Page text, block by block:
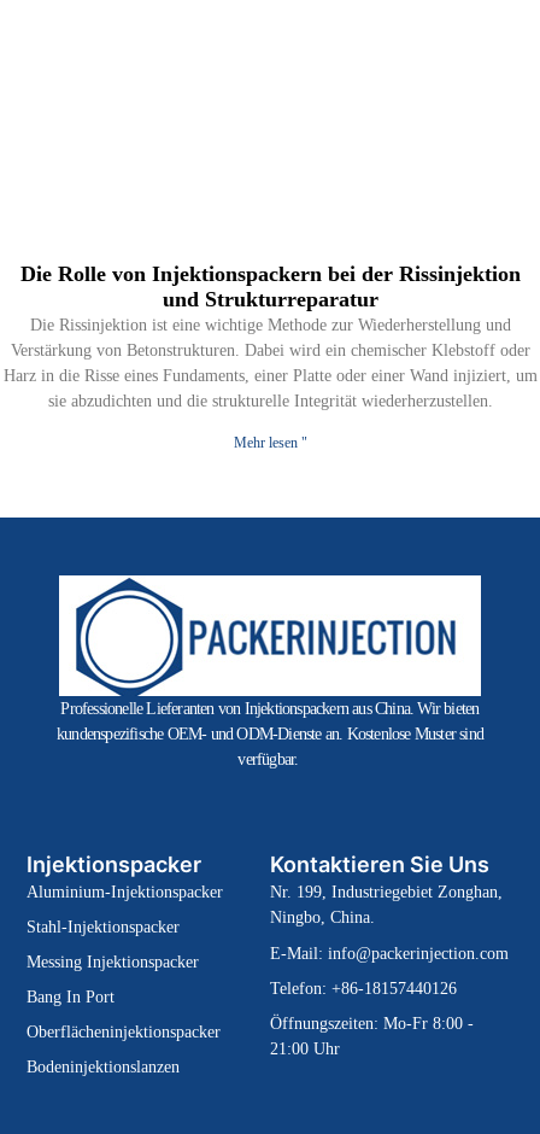
Die Rolle von Injektionspackern bei der Rissinjektion
und Strukturreparatur
Die Rissinjektion ist eine wichtige Methode zur Wiederherstellung und
Verstärkung von Betonstrukturen. Dabei wird ein chemischer Klebstoff oder
Harz in die Risse eines Fundaments, einer Platte oder einer Wand injiziert, um
sie abzudichten und die strukturelle Integrität wiederherzustellen.
Mehr lesen "
Professionelle Lieferanten von Injektionspackern aus China. Wir bieten
kundenspezifische OEM- und ODM-Dienste an. Kostenlose Muster sind
verfügbar.
Injektionspacker
Aluminium-Injektionspacker
Stahl-Injektionspacker
Messing Injektionspacker
Bang In Port
Oberflächeninjektionspacker
Bodeninjektionslanzen
Kontaktieren Sie Uns
Nr. 199, Industriegebiet Zonghan,
Ningbo, China.
E-Mail: info@packerinjection.com
Telefon: +86-18157440126
Öffnungszeiten: Mo-Fr 8:00 -
21:00 Uhr